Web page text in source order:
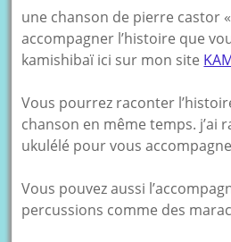
une chanson de pierre castor
accompagner l’histoire que
kamishibaï ici sur mon site
Vous pourrez raconter
chanson en même temps. j’ai
ukulélé pour vous
Vous pouvez aussi
percussions comme des